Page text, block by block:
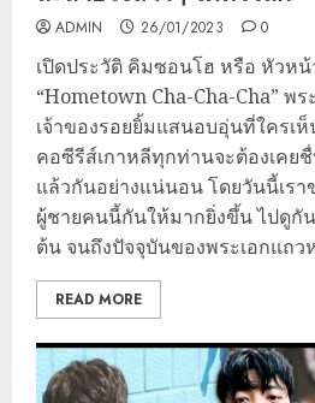
ADMIN 26/01/2023 0
เปิดประวัติ คิมซอนโฮ หรือ หัวห
“Hometown Cha-Cha-Cha” พ
เจ้าของรอยยิ้มแสนอบอุ่นที่ใครเห็
คอซีรีส์เกาหลีทุกท่านจะต้องเคย
แล้วกันอย่างแน่นอน โดยวันนี้เร
ผู้ชายคนนี้กันให้มากยิ่งขึ้น ไปดูกัน
ต้น จนถึงปัจจุบันของพระเอกแถ
READ MORE